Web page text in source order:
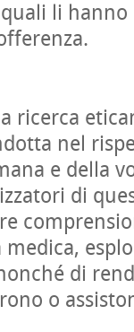
li
ricerca
nel
e della
di
medica,
di
o